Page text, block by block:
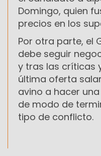
Domingo, quien
precios en los
Por otra parte, el
debe seguir
y tras las críticas
última oferta
avino a hacer
de modo de
tipo de conflicto.